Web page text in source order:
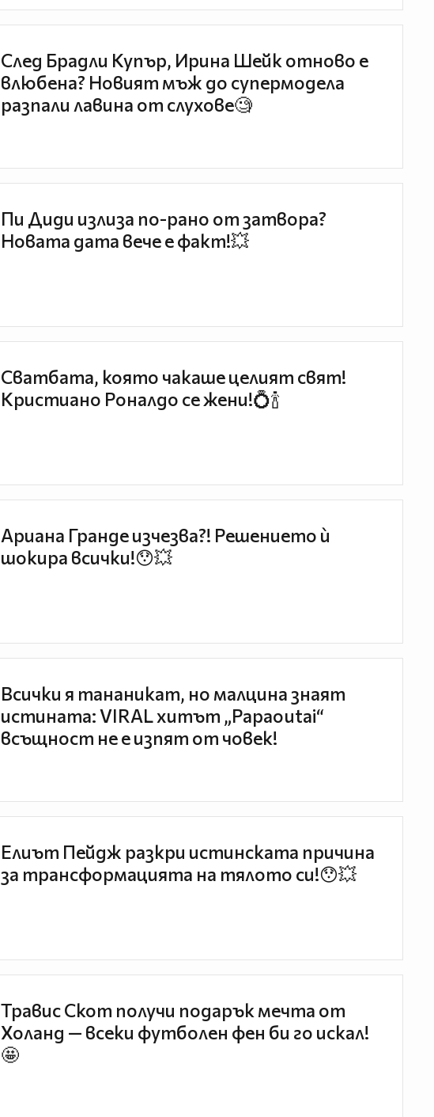
След Брадли Купър, Ирина Шейк отново е
влюбена? Новият мъж до супермодела
разпали лавина от слухове🧐
Пи Диди излиза по-рано от затвора?
Новата дата вече е факт!💥
Сватбата, която чакаше целият свят!
Кристиано Роналдо се жени!💍🍾
Ариана Гранде изчезва?! Решението ѝ
шокира всички!😯💥
Всички я тананикат, но малцина знаят
истината: VIRAL хитът „Papaoutai“
всъщност не е изпят от човек!
Елиът Пейдж разкри истинската причина
за трансформацията на тялото си!😯💥
Травис Скот получи подарък мечта от
Холанд — всеки футболен фен би го искал!
🤩